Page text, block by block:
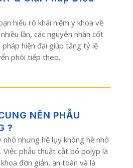
hiểu rõ khái niệm y khoa về
lần, các nguyên nhân cốt
hiện đại giúp tăng tỷ lệ
phôi tiếp theo.
NÊN PHẪU
?
nhưng hệ lụy không hề nhỏ
Việc phẫu thuật cắt bỏ polyp là
đơn giản, an toàn và là